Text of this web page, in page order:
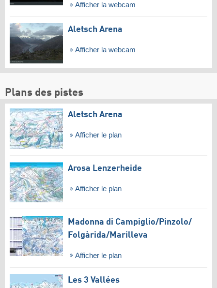
Afficher la webcam
Aletsch Arena
Afficher la webcam
Plans des pistes
Aletsch Arena
Afficher le plan
Arosa Lenzerheide
Afficher le plan
Madonna di Campiglio/​Pinzolo/​
Folgàrida/​Marilleva
Afficher le plan
Les 3 Vallées